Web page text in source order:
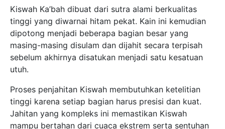
Kiswah Ka’bah dibuat dari sutra alami berkualitas
tinggi yang diwarnai hitam pekat. Kain ini kemudian
dipotong menjadi beberapa bagian besar yang
masing-masing disulam dan dijahit secara terpisah
sebelum akhirnya disatukan menjadi satu kesatuan
utuh.
Proses penjahitan Kiswah membutuhkan ketelitian
tinggi karena setiap bagian harus presisi dan kuat.
Jahitan yang kompleks ini memastikan Kiswah
mampu bertahan dari cuaca ekstrem serta sentuhan